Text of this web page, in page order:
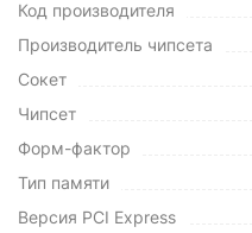
Код производителя
Производитель чипсета
Сокет
Чипсет
Форм-фактор
Тип памяти
Версия PCI Express